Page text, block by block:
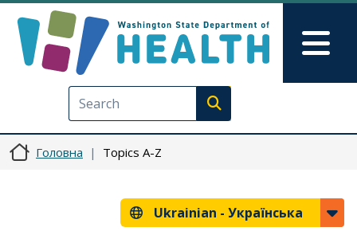
Execute search
Головна Topics A-Z
Ukrainian - Українська